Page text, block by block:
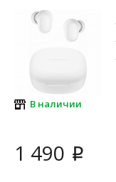
В наличии
1 490 i